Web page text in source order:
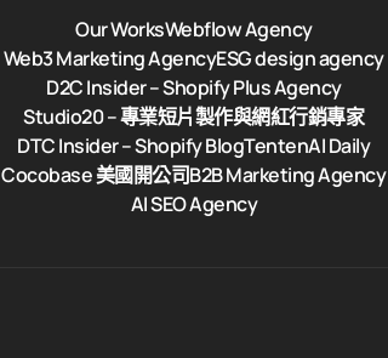
Our WorksWebflow Agency
Web3 Marketing AgencyESG design agency
D2C Insider – Shopify Plus Agency
Studio20 – 專業短片製作與網紅行銷專家
DTC Insider – Shopify BlogTentenAI Daily
Cocobase 美國開公司B2B Marketing Agency
AI SEO Agency